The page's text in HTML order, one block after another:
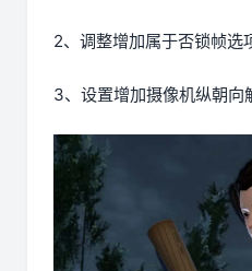
2、调整增加属于否锁帧选
3、设置增加摄像机纵朝向